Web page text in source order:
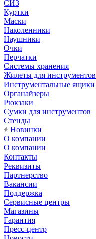
СИЗ
Куртки
Маски
Наколенники
Наушники
Очки
Перчатки
Системы хранения
Жилеты для инструментов
Инструментальные ящики
Органайзеры
Рюкзаки
Сумки для инструментов
Стенды
Новинки
О компании
О компании
Контакты
Реквизиты
Партнерство
Вакансии
Поддержка
Сервисные центры
Магазины
Гарантия
Пресс-центр